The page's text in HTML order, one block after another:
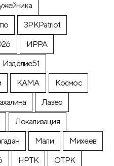
ЗРКPatriot
ИРРА
Изделие51
КАМА
Космос
Лазер
Локализация
Мали
Михеев
НРТК
ОТРК